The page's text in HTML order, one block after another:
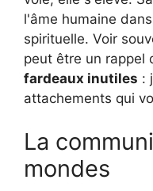
l'âme humaine
spirituelle. Voir
peut être un rappel
fardeaux inutiles :
attachements qui
La
mondes